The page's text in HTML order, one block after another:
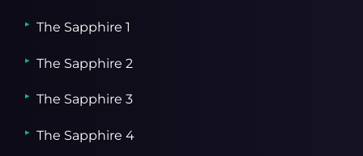
The Sapphire 1
The Sapphire 2
The Sapphire 3
The Sapphire 4